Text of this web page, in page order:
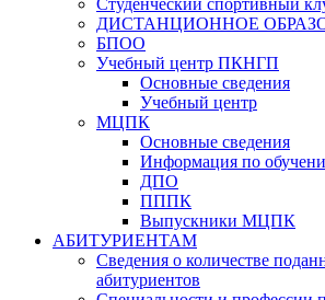
Студенческий спортивный
ДИСТАНЦИОННОЕ
БПОО
Учебный центр ПКНГП
Основные сведения
Учебный центр
МЦПК
Основные сведения
Информация по
ДПО
ПППК
Выпускники МЦПК
АБИТУРИЕНТАМ
Сведения о количестве
абитуриентов